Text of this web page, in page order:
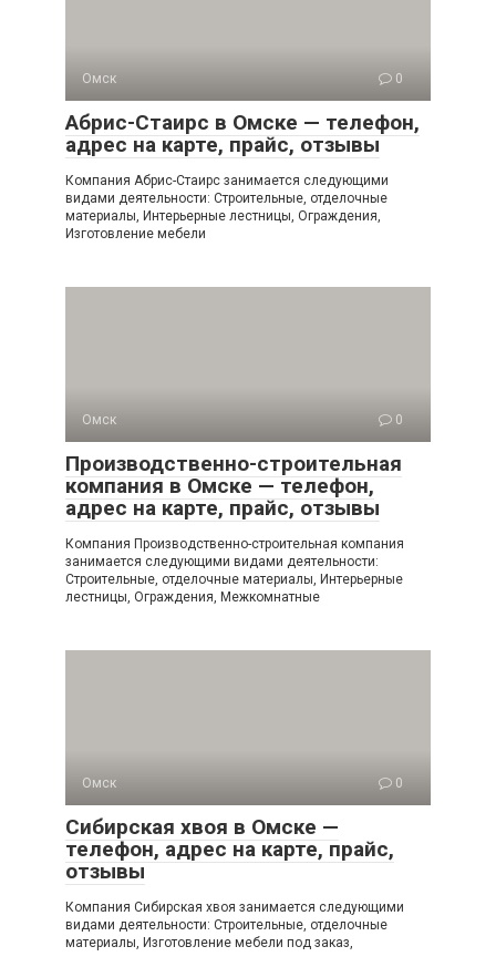
Омск 0
Абрис-Стаирс в Омске — телефон,
адрес на карте, прайс, отзывы
Компания Абрис-Стаирс занимается следующими
видами деятельности: Строительные, отделочные
материалы, Интерьерные лестницы, Ограждения,
Изготовление мебели
Омск 0
Производственно-строительная
компания в Омске — телефон,
адрес на карте, прайс, отзывы
Компания Производственно-строительная компания
занимается следующими видами деятельности:
Строительные, отделочные материалы, Интерьерные
лестницы, Ограждения, Межкомнатные
Омск 0
Сибирская хвоя в Омске —
телефон, адрес на карте, прайс,
отзывы
Компания Сибирская хвоя занимается следующими
видами деятельности: Строительные, отделочные
материалы, Изготовление мебели под заказ,